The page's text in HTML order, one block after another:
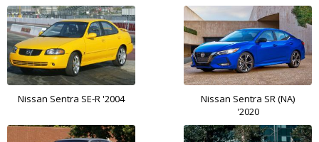
Nissan Sentra SE-R '2004
Nissan Sentra SR (NA)
'2020